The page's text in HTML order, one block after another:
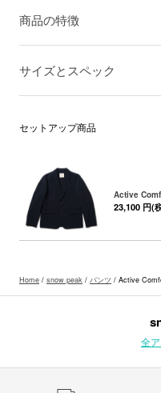
商品の特徴
サイズとスペック
セットアップ商品
Active
23,100 円(
Home / snow peak / パンツ / Active
全